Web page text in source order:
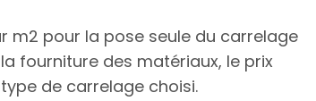
m2 pour la pose seule du carrelage
fourniture des matériaux, le prix
de carrelage choisi.